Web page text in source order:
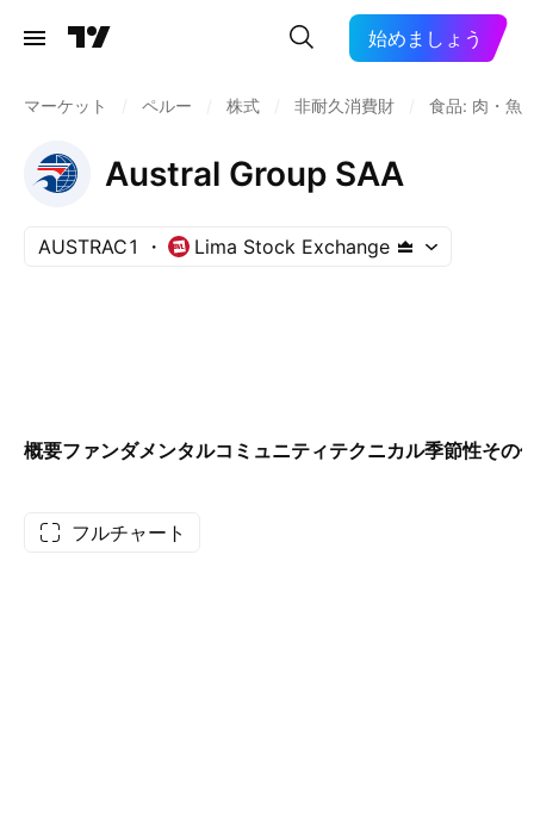
始めましょう
マーケット ペルー 株式 非耐久消費財 食品: 肉・魚
Austral Group SAA
AUSTRAC1 Lima Stock Exchange
概要ファンダメンタルコミュニティテクニカル季節性その
フルチャート